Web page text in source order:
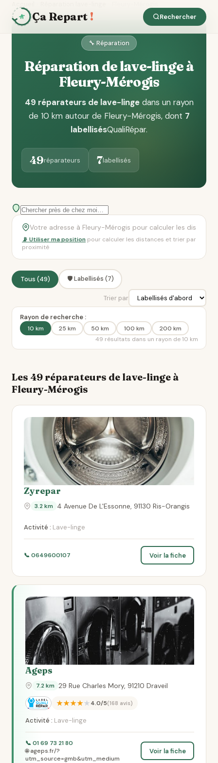
Ça Repart ! Rechercher
🔧 Réparation
Réparation de lave-linge à
Fleury-Mérogis
49 réparateurs de lave-lingedans un rayon
de 10 km autour de Fleury-Mérogis, dont 7
labellisésQualiRépar.
49réparateurs 7labellisés
📡 Utiliser ma position pour calculer les distances et trier par
proximité
Tous (49) 🛡️ Labellisés (7)
Trier par
Rayon de recherche :
10 km 25 km 50 km 100 km
200 km
49 résultats dans un rayon de 10 km
Les 49 réparateurs de lave-linge à
Fleury-Mérogis
Zyrepar
3.2 km 4 Avenue De L'Essonne, 91130 Ris-Orangis
Activité : Lave-linge
📞 0649600107 Voir la fiche
Ageps
7.2 km 29 Rue Charles Mory, 91210 Draveil
★★★★★4.0/5(168 avis)
Activité : Lave-linge
📞 01 69 73 21 80
🌐 ageps.fr/?
utm_source=gmb&utm_medium
Voir la fiche